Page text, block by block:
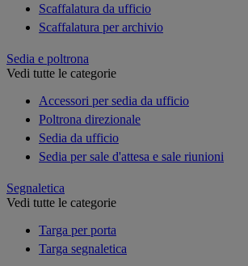
Scaffalatura da ufficio
Scaffalatura per archivio
Sedia e poltrona
Vedi tutte le categorie
Accessori per sedia da ufficio
Poltrona direzionale
Sedia da ufficio
Sedia per sale d'attesa e sale riunioni
Segnaletica
Vedi tutte le categorie
Targa per porta
Targa segnaletica